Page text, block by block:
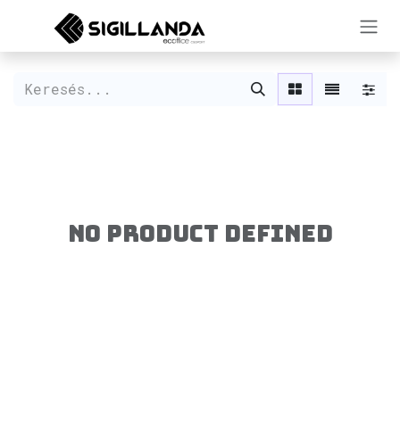
Kihagyás és továbblépés a tartalomhoz
No product defined